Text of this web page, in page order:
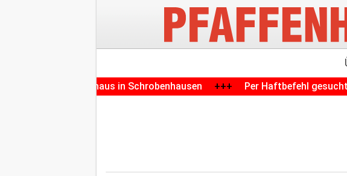
in Schrobenhausen +++ Per Haftbefehl gesuchte 26-